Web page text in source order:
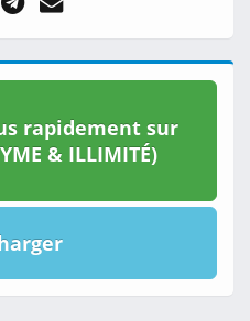
rapidement sur
& ILLIMITÉ)